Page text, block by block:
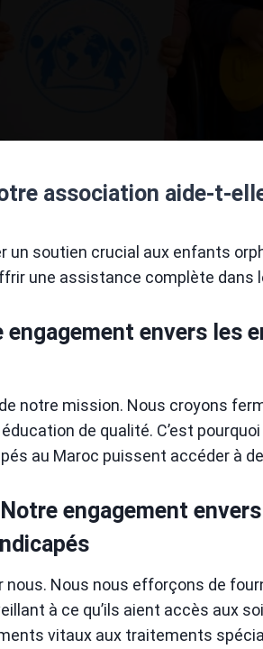
association aide-t-
un soutien crucial aux enfants
une assistance complète dans
envers les
notre mission. Nous croyons
de qualité. C’est
au Maroc puissent accéder à
engagement
nous. Nous nous efforçons de
à ce qu’ils aient accès aux
vitaux aux traitements